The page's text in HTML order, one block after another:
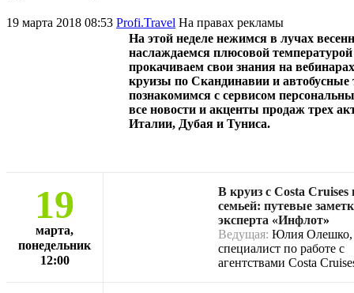
19 марта 2018 08:53 Profi.Travel На правах рекламы
На этой неделе нежимся в лучах
наслаждаемся плюсовой
прокачиваем свои знания на
круизы по Скандинавии и
познакомимся с сервисом
все новости и акценты продаж трех
Италии, Дубая и Туниса.
19
марта,
понедельник
12:00
В круиз с Costa Cruises
семьей: путевые
эксперта «Инфлот»
Ведущая: Юлия Олешко,
специалист по работе с
агентствами Costa